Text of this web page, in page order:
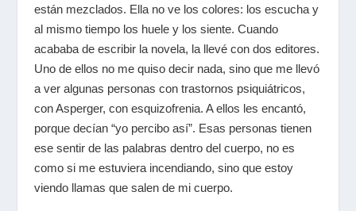
están mezclados. Ella no ve los colores: los escucha y
al mismo tiempo los huele y los siente. Cuando
acababa de escribir la novela, la llevé con dos editores.
Uno de ellos no me quiso decir nada, sino que me llevó
a ver algunas personas con trastornos psiquiátricos,
con Asperger, con esquizofrenia. A ellos les encantó,
porque decían “yo percibo así”. Esas personas tienen
ese sentir de las palabras dentro del cuerpo, no es
como si me estuviera incendiando, sino que estoy
viendo llamas que salen de mi cuerpo.